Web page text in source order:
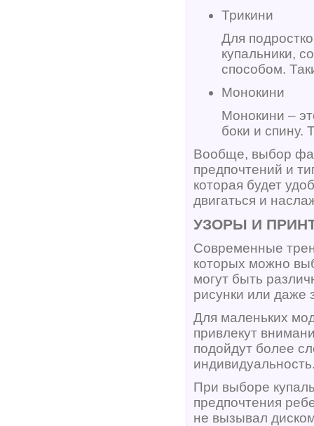
Трикини
Для
купальники,
способом.
Монокини
Монокини –
боки и спину.
Вообще, выбор
предпочтений и
которая будет
двигаться и
УЗОРЫ И
Современные
которых можно
могут быть
рисунки или даже
Для маленьких
привлекут
подойдут более
При выборе
предпочтения
не вызывал